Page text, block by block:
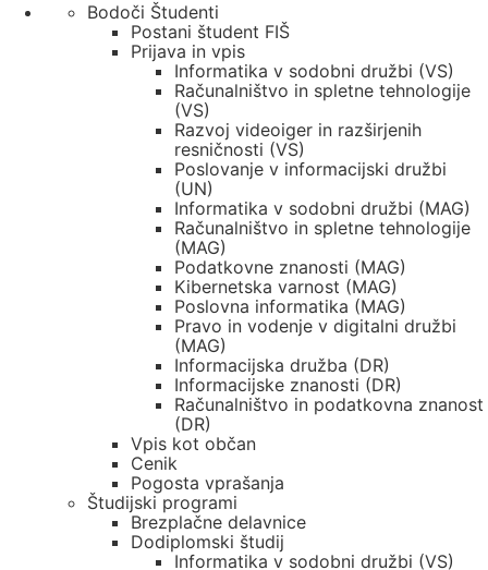
Bodoči Študenti
Postani študent FIŠ
Prijava in vpis
Informatika v sodobni družbi (VS)
Računalništvo in spletne tehnologije
(VS)
Razvoj videoiger in razširjenih
resničnosti (VS)
Poslovanje v informacijski družbi
(UN)
Informatika v sodobni družbi (MAG)
Računalništvo in spletne tehnologije
(MAG)
Podatkovne znanosti (MAG)
Kibernetska varnost (MAG)
Poslovna informatika (MAG)
Pravo in vodenje v digitalni družbi
(MAG)
Informacijska družba (DR)
Informacijske znanosti (DR)
Računalništvo in podatkovna znanost
(DR)
Vpis kot občan
Cenik
Pogosta vprašanja
Študijski programi
Brezplačne delavnice
Dodiplomski študij
Informatika v sodobni družbi (VS)